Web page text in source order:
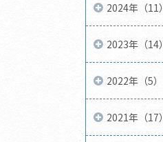
2024年（11）
2023年（14）
2022年（5）
2021年（17）